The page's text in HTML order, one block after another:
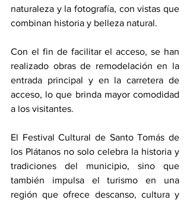
naturaleza y la fotografía, con vistas que
combinan historia y belleza natural.
Con el fin de facilitar el acceso, se han
realizado obras de remodelación en la
entrada principal y en la carretera de
acceso, lo que brinda mayor comodidad
a los visitantes.
El Festival Cultural de Santo Tomás de
los Plátanos no solo celebra la historia y
tradiciones del municipio, sino que
también impulsa el turismo en una
región que ofrece descanso, cultura y